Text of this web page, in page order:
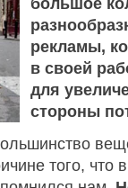
рекламы,
в своей
для
стороны
того, что